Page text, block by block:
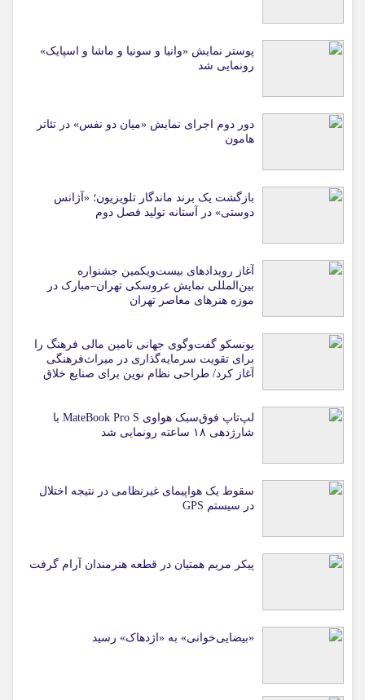
پوستر نمایش «وانیا و سونیا و ماشا و اسپایک»
رونمایی شد
دور دوم اجرای نمایش «میان دو نفس» در تئاتر
هامون
بازگشت یک برند ماندگار تلویزیون؛ «آژانس
دوستی» در آستانه تولید فصل دوم
آغاز رویدادهای بیست‌ویکمین جشنواره
بین‌المللی نمایش عروسکی تهران–مبارک در
موزه هنرهای معاصر تهران
یونسکو گفت‌وگوی جهانی تامین مالی فرهنگ را
برای تقویت سرمایه‌گذاری در میراث‌فرهنگی
آغاز کرد/ طراحی نظام نوین برای صنایع خلاق
لپ‌تاپ فوق‌سبک هواوی MateBook Pro S با
شارژدهی ۱۸ ساعته رونمایی شد
سقوط یک هواپیمای غیرنظامی در نتیجه اختلال
در سیستم‌ GPS
پیکر مریم همتیان در قطعه هنرمندان آرام گرفت
«بیضایی‌خوانی» به «اژدهاک» رسید